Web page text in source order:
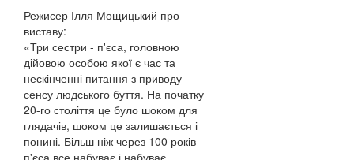
Режисер Ілля Мощицький про
виставу:
«Три сестри - п'єса, головною
дійовою особою якої є час та
нескінченні питання з приводу
сенсу людського буття. На початку
20-го століття це було шоком для
глядачів, шоком це залишається і
понині. Більш ніж через 100 років
п'єса все набуває і набуває